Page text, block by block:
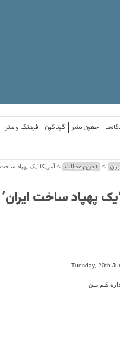
فرهنگ و هنر گوناگون حقوق بشر
> آخرین مطالب > آمریکا ‘یک پهپاد
پهپاد ساخت
Tuesday, 20th
قلم متن